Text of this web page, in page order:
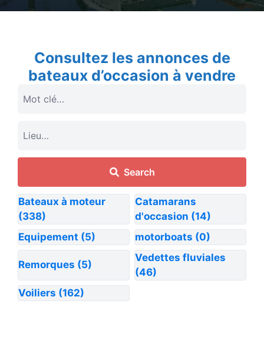
Consultez les annonces de
bateaux d’occasion à vendre
Search
Bateaux à moteur
(338)
Catamarans
d'occasion (14)
Equipement (5) motorboats (0)
Remorques (5)
Vedettes fluviales
(46)
Voiliers (162)